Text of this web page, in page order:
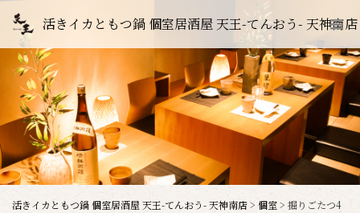
活きイカともつ鍋 個室居酒屋 天王-てんおう- 天神南店
活きイカともつ鍋 個室居酒屋 天王-てんおう- 天神南店> 個室> 掘りごたつ4